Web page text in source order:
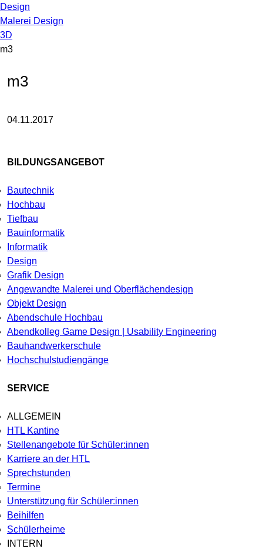
Design
Malerei Design
3D
m3
m3
04.11.2017
BILDUNGSANGEBOT
Bautechnik
Hochbau
Tiefbau
Bauinformatik
Informatik
Design
Grafik Design
Angewandte Malerei und Oberflächendesign
Objekt Design
Abendschule Hochbau
Abendkolleg Game Design | Usability Engineering
Bauhandwerkerschule
Hochschulstudiengänge
SERVICE
ALLGEMEIN
HTL Kantine
Stellenangebote für Schüler:innen
Karriere an der HTL
Sprechstunden
Termine
Unterstützung für Schüler:innen
Beihilfen
Schülerheime
INTERN